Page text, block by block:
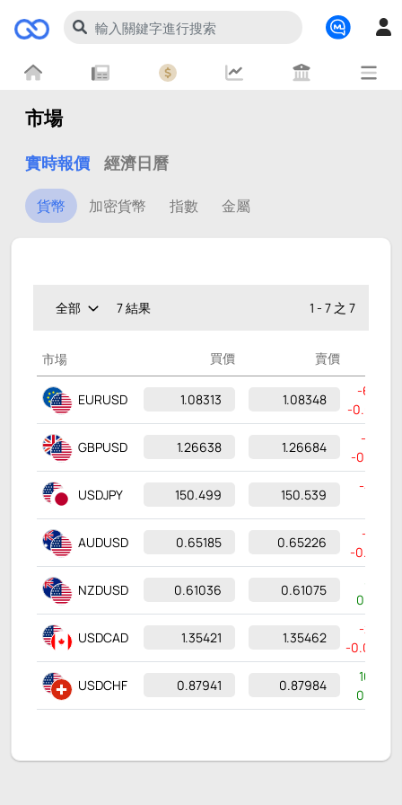
市場
實時報價 經濟日曆
貨幣 加密貨幣 指數 金屬
7結果 1 - 7 之 7
市場 買價 賣價
EURUSD 1.08313 1.08348
-6.92%
-0.08057
GBPUSD 1.26638 1.26684
-5.61%
-0.07531
USDJPY 150.499 150.539
-4.84%
AUDUSD 0.65185 0.65226
-2.81%
-0.01885
NZDUSD 0.61036 0.61075
0.03137
USDCAD 1.35421 1.35462
-2.38%
-0.03299
USDCHF 0.87941 0.87984
10.24%
0.08172